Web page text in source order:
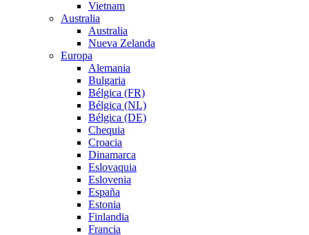
Vietnam
Australia
Australia
Nueva Zelanda
Europa
Alemania
Bulgaria
Bélgica (FR)
Bélgica (NL)
Bélgica (DE)
Chequia
Croacia
Dinamarca
Eslovaquia
Eslovenia
España
Estonia
Finlandia
Francia